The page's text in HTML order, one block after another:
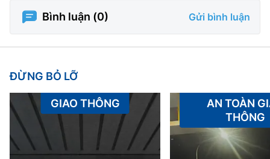
Bình luận (0) Gửi bình luận
ĐỪNG BỎ LỠ
GIAO THÔNG
AN TOÀN
THÔNG